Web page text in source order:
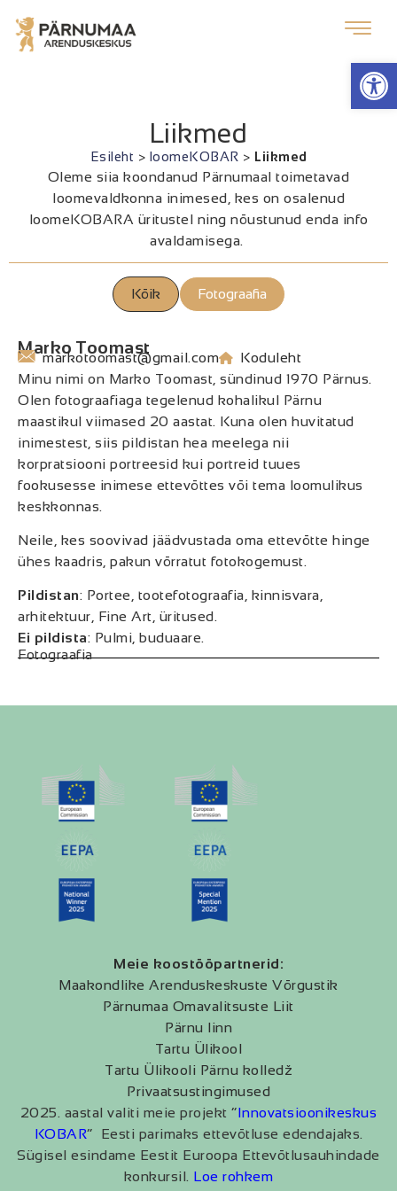
Liikmed
Esileht > loomeKOBAR > Liikmed
Oleme siia koondanud Pärnumaal toimetavad
loomevaldkonna inimesed, kes on osalenud
loomeKOBARA üritustel ning nõustunud enda info
avaldamisega.
Fotograafia
Kõik
Marko Toomast
markotoomast@gmail.com
Koduleht
Minu nimi on Marko Toomast, sündinud 1970 Pärnus.
Olen fotograafiaga tegelenud kohalikul Pärnu
maastikul viimased 20 aastat. Kuna olen huvitatud
inimestest, siis pildistan hea meelega nii
korpratsiooni portreesid kui portreid tuues
fookusesse inimese ettevõttes või tema loomulikus
keskkonnas.
Neile, kes soovivad jäädvustada oma ettevõtte hinge
ühes kaadris, pakun võrratut fotokogemust.
Pildistan: Portee, tootefotograafia, kinnisvara,
arhitektuur, Fine Art, üritused.
Ei pildista: Pulmi, buduaare.
Fotograafia
Meie koostööpartnerid:
Maakondlike Arenduskeskuste Võrgustik
Pärnumaa Omavalitsuste Liit
Pärnu linn
Tartu Ülikool
Tartu Ülikooli Pärnu kolledž
Privaatsustingimused
2025. aastal valiti meie projekt “Innovatsioonikeskus
KOBAR” Eesti parimaks ettevõtluse edendajaks.
Sügisel esindame Eestit Euroopa Ettevõtlusauhindade
konkursil. Loe rohkem